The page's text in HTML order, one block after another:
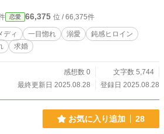
恋愛 66,375 位 / 66,375件
ディ 一目惚れ 溺愛
鈍感ヒロイン
求婚
感想数 0
文字数 5,744
最終更新日 2025.08.28
登録日 2025.08.28
お気に入り追加 28